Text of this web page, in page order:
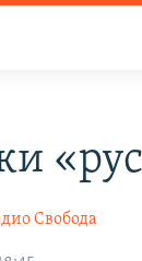
Свобода